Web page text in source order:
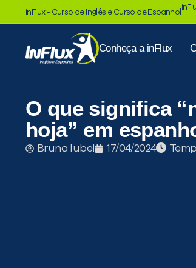
inFlux - Curso de Inglês e Curso de Espanhol
Conheça a inFlux
O que significa
hoja” em
Bruna Iubel 17/04/2024